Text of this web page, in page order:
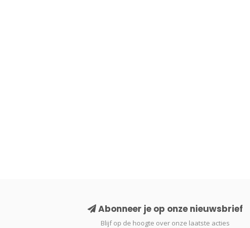
Abonneer je op onze nieuwsbrief
Blijf op de hoogte over onze laatste acties